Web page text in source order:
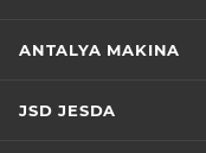
ANTALYA MAKINA
JSD JESDA